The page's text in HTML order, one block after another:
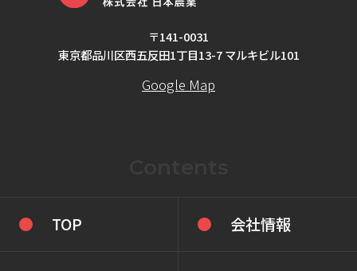
〒141-0031
東京都品川区西五反田1丁目13-7 マルキビル101
Google Map
TOP 会社情報